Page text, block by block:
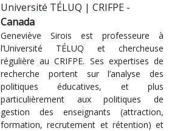
Université TÉLUQ | CRIFPE -
Canada
Geneviève Sirois est professeure à
l’Université TÉLUQ et chercheuse
régulière au CRIFPE. Ses expertises de
recherche portent sur l’analyse des
politiques éducatives, et plus
particulièrement aux politiques de
gestion des enseignants (attraction,
formation, recrutement et rétention) et